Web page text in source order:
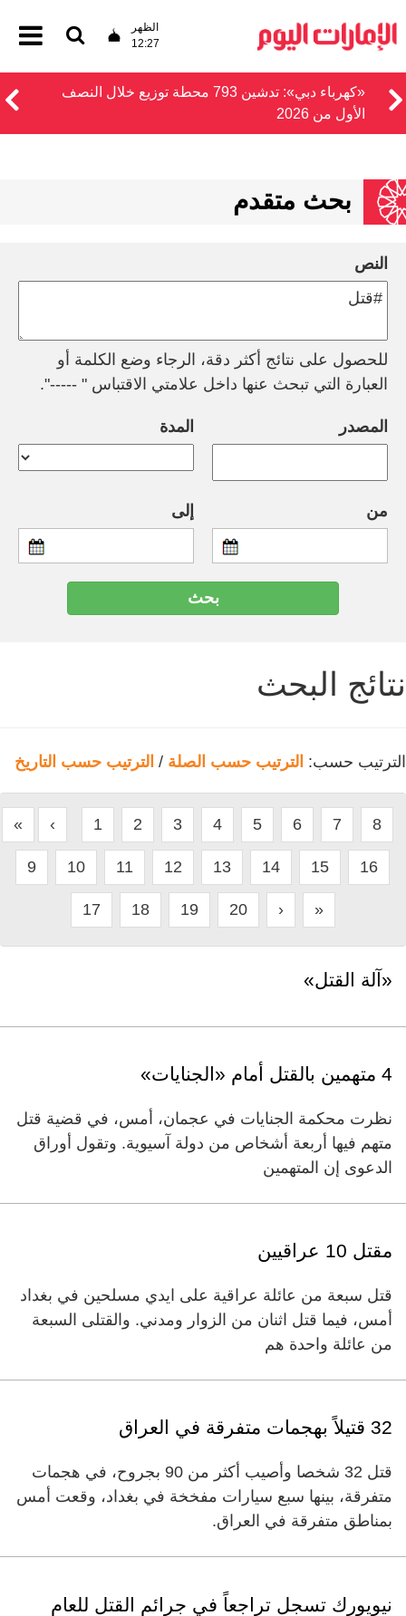
الظهر
12:27
«كهرباء دبي»: تدشين 793 محطة توزيع خلال النصف
الأول من 2026
بحث متقدم
النص
للحصول على نتائج أكثر دقة، الرجاء وضع الكلمة أو
العبارة التي تبحث عنها داخل علامتي الاقتباس " -----".
المصدر المدة
من إلى
نتائج البحث
الترتيب حسب: الترتيب حسب الصلة / الترتيب حسب التاريخ
« ‹ 1 2 3 4 5 6 7 8
9 10 11 12 13 14 15 16
17 18 19 20 › »
«آلة القتل»
4 متهمين بالقتل أمام «الجنايات»
نظرت محكمة الجنايات في عجمان، أمس، في قضية قتل
متهم فيها أربعة أشخاص من دولة آسيوية. وتقول أوراق
الدعوى إن المتهمين
مقتل 10 عراقيين
قتل سبعة من عائلة عراقية على ايدي مسلحين في بغداد
أمس، فيما قتل اثنان من الزوار ومدني. والقتلى السبعة
من عائلة واحدة هم
32 قتيلاً بهجمات متفرقة في العراق
قتل 32 شخصا وأصيب أكثر من 90 بجروح، في هجمات
متفرقة، بينها سبع سيارات مفخخة في بغداد، وقعت أمس
بمناطق متفرقة في العراق.
نيويورك تسجل تراجعاً في جرائم القتل للعام